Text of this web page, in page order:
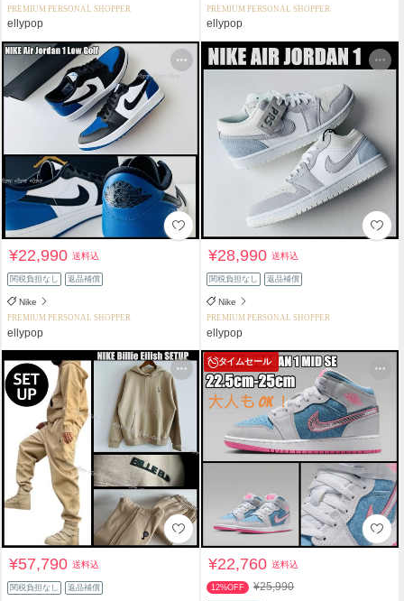
PREMIUM PERSONAL SHOPPER
ellypop
PREMIUM PERSONAL SHOPPER
ellypop
¥22,990送料込
関税負担なし 返品補償
Nike
PREMIUM PERSONAL SHOPPER
ellypop
¥28,990送料込
関税負担なし 返品補償
Nike
PREMIUM PERSONAL SHOPPER
ellypop
¥57,790送料込
関税負担なし 返品補償
タイムセール
¥22,760送料込
12%OFF ¥25,990